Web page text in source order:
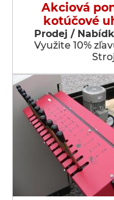
Akciová
kotúčové
Prodej /
Využite 10%